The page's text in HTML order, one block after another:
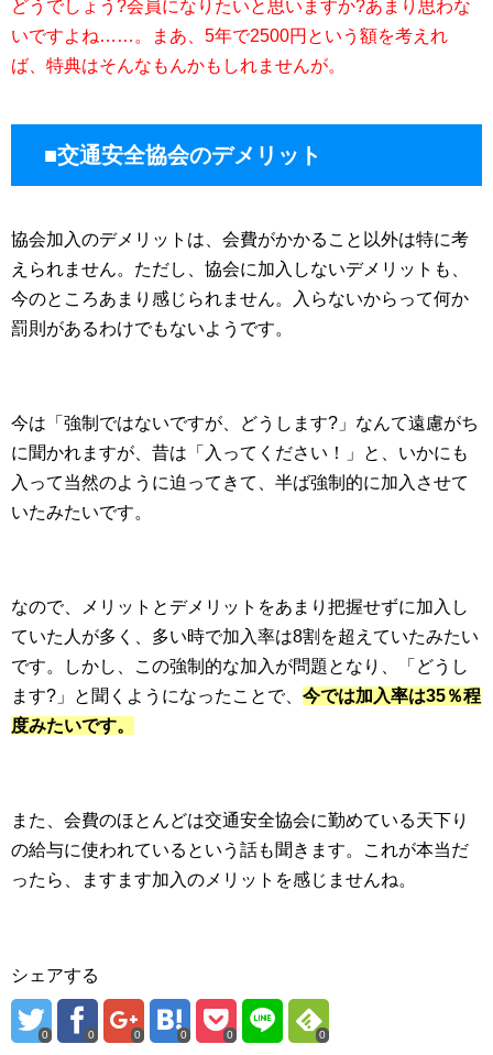
どうでしょう?会員になりたいと思いますか?あまり思わな
いですよね……。まあ、5年で2500円という額を考えれ
ば、特典はそんなもんかもしれませんが。
■交通安全協会のデメリット
協会加入のデメリットは、会費がかかること以外は特に考
えられません。ただし、協会に加入しないデメリットも、
今のところあまり感じられません。入らないからって何か
罰則があるわけでもないようです。
今は「強制ではないですが、どうします?」なんて遠慮がち
に聞かれますが、昔は「入ってください！」と、いかにも
入って当然のように迫ってきて、半ば強制的に加入させて
いたみたいです。
なので、メリットとデメリットをあまり把握せずに加入し
ていた人が多く、多い時で加入率は8割を超えていたみたい
です。しかし、この強制的な加入が問題となり、「どうし
ます?」と聞くようになったことで、 今では加入率は35％程
度みたいです。
また、会費のほとんどは交通安全協会に勤めている天下り
の給与に使われているという話も聞きます。これが本当だ
ったら、ますます加入のメリットを感じませんね。
シェアする
0 0 0 0 0 0